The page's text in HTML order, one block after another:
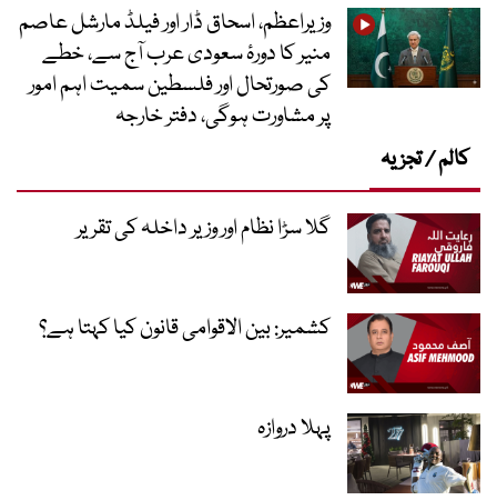
وزیراعظم، اسحاق ڈار اور فیلڈ مارشل عاصم
منیر کا دورۂ سعودی عرب آج سے، خطے
کی صورتحال اور فلسطین سمیت اہم امور
پر مشاورت ہوگی، دفتر خارجہ
کالم / تجزیہ
گلا سڑا نظام اور وزیر داخلہ کی تقریر
کشمیر: بین الاقوامی قانون کیا کہتا ہے؟
پہلا دروازہ